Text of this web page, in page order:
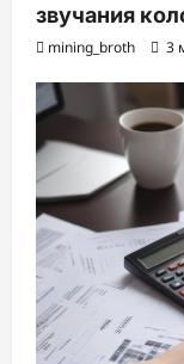
звучания
mining_broth 3